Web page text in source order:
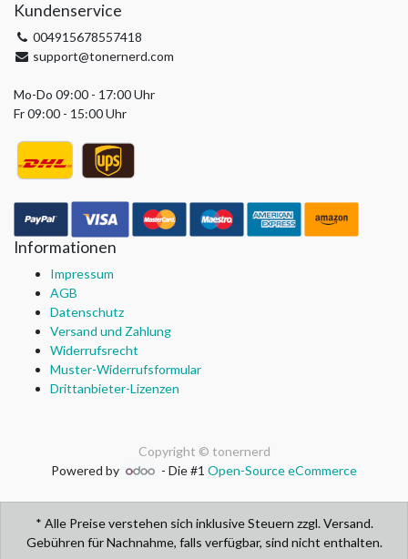
Kundenservice
004915678557418
support@tonernerd.com
Mo-Do 09:00 - 17:00 Uhr
Fr 09:00 - 15:00 Uhr
Informationen
Impressum
AGB
Datenschutz
Versand und Zahlung
Widerrufsrecht
Muster-Widerrufsformular
Drittanbieter-Lizenzen
Copyright © tonernerd
Powered by
- Die #1Open-Source eCommerce
* Alle Preise verstehen sich inklusive Steuern zzgl. Versand.
Gebühren für Nachnahme, falls verfügbar, sind nicht enthalten.